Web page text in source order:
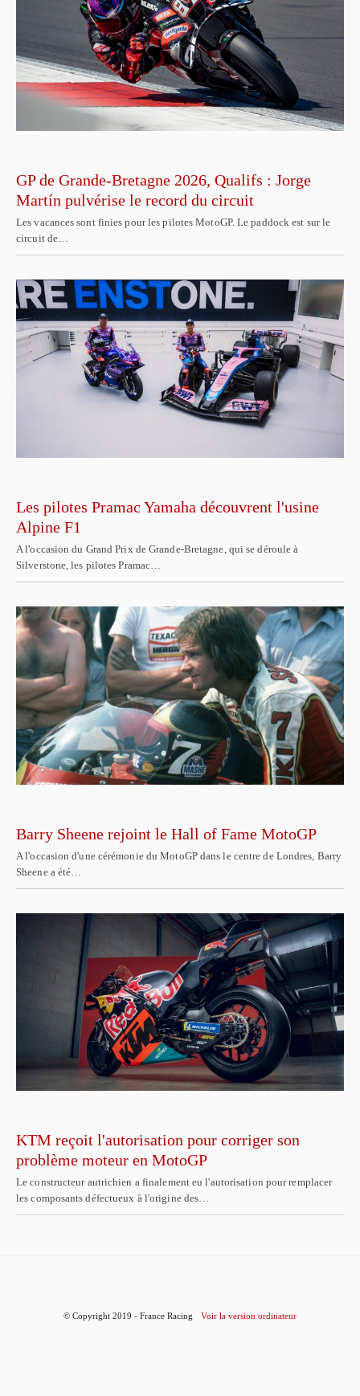
GP de Grande-Bretagne 2026, Qualifs : Jorge
Martín pulvérise le record du circuit
Les vacances sont finies pour les pilotes MotoGP. Le paddock est sur le
circuit de…
Les pilotes Pramac Yamaha découvrent l'usine
Alpine F1
A l'occasion du Grand Prix de Grande-Bretagne, qui se déroule à
Silverstone, les pilotes Pramac…
Barry Sheene rejoint le Hall of Fame MotoGP
A l'occasion d'une cérémonie du MotoGP dans le centre de Londres, Barry
Sheene a été…
KTM reçoit l'autorisation pour corriger son
problème moteur en MotoGP
Le constructeur autrichien a finalement eu l'autorisation pour remplacer
les composants défectueux à l'origine des…
© Copyright 2019 - France Racing Voir la version ordinateur